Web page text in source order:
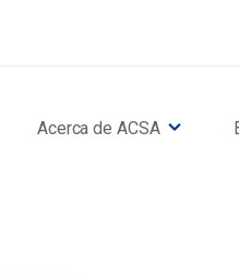
Acerca de ACSA